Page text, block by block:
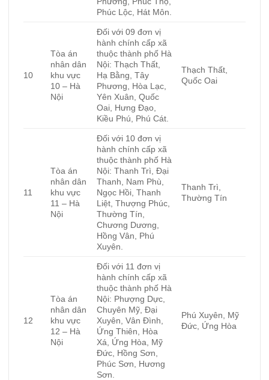
Phúc Lộc, Hát Môn.
10
Tòa án
nhân dân
khu vực
10 – Hà
Nội
Đối với 09 đơn vị
hành chính cấp xã
thuộc thành phố Hà
Nội: Thạch Thất,
Hạ Bằng, Tây
Phương, Hòa Lạc,
Yên Xuân, Quốc
Oai, Hưng Đạo,
Kiều Phú, Phú Cát.
Thạch Thất,
Quốc Oai
11
Tòa án
nhân dân
khu vực
11 – Hà
Nội
Đối với 10 đơn vị
hành chính cấp xã
thuộc thành phố Hà
Nội: Thanh Trì, Đại
Thanh, Nam Phù,
Ngọc Hồi, Thanh
Liệt, Thượng Phúc,
Thường Tín,
Chương Dương,
Hồng Vân, Phú
Xuyên.
Thanh Trì,
Thường Tín
12
Tòa án
nhân dân
khu vực
12 – Hà
Nội
Đối với 11 đơn vị
hành chính cấp xã
thuộc thành phố Hà
Nội: Phượng Dực,
Chuyên Mỹ, Đại
Xuyên, Vân Đình,
Ứng Thiên, Hòa
Xá, Ứng Hòa, Mỹ
Đức, Hồng Sơn,
Phúc Sơn, Hương
Sơn.
Phú Xuyên, Mỹ
Đức, Ứng Hòa